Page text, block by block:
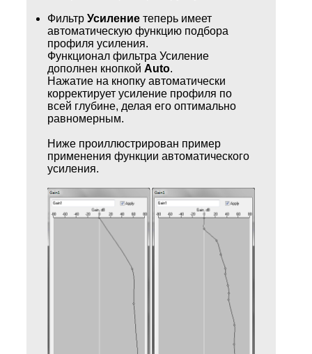
Фильтр Усилениетеперь имеет
автоматическую функцию подбора
профиля усиления.
Функционал фильтра Усиление
дополнен кнопкой Auto.
Нажатие на кнопку автоматически
корректирует усиление профиля по
всей глубине, делая его оптимально
равномерным.
Ниже проиллюстрирован пример
применения функции автоматического
усиления.